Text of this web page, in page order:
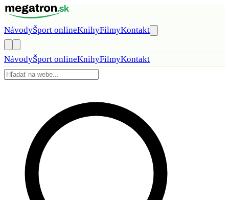
Preskočiť na obsah
NávodyŠport onlineKnihyFilmyKontakt
NávodyŠport onlineKnihyFilmyKontakt